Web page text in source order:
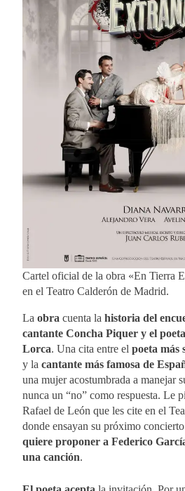
Cartel oficial de la obra «En Tierra
en el Teatro Calderón de Madrid.
La obra cuenta la historia del
cantante Concha Piquer y el
Lorca. Una cita entre el poeta más
y la cantante más famosa de
una mujer acostumbrada a manejar
nunca un “no” como respuesta. Le
Rafael de León que les cite en el
donde ensayan su próximo
quiere proponer a Federico
una canción.